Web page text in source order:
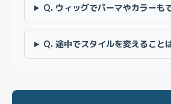
Q. ウィッグでパーマやカラーも
Q. 途中でスタイルを変えること